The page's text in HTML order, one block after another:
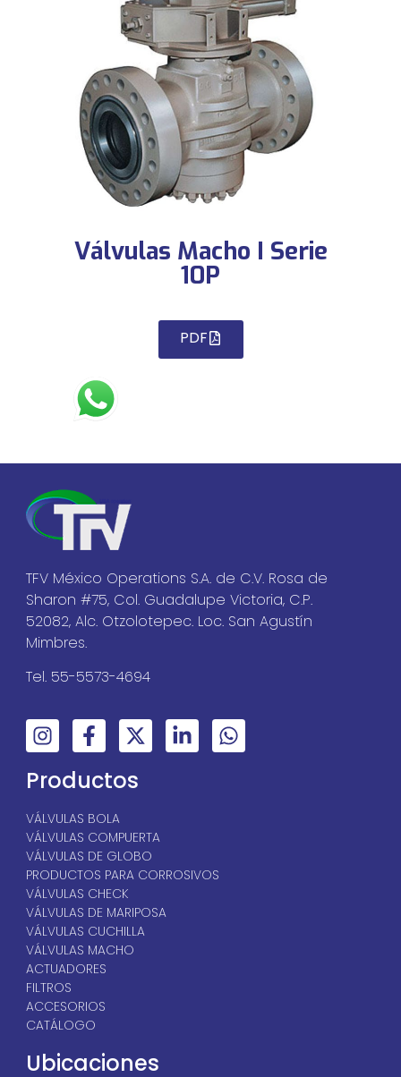
Válvulas Macho I Serie
10P
PDF
TFV México Operations S.A. de C.V. Rosa de
Sharon #75, Col. Guadalupe Victoria, C.P.
52082, Alc. Otzolotepec. Loc. San Agustín
Mimbres.
Tel. 55-5573-4694
Productos
VÁLVULAS BOLA
VÁLVULAS COMPUERTA
VÁLVULAS DE GLOBO
PRODUCTOS PARA CORROSIVOS
VÁLVULAS CHECK
VÁLVULAS DE MARIPOSA
VÁLVULAS CUCHILLA
VÁLVULAS MACHO
ACTUADORES
FILTROS
ACCESORIOS
CATÁLOGO
Ubicaciones